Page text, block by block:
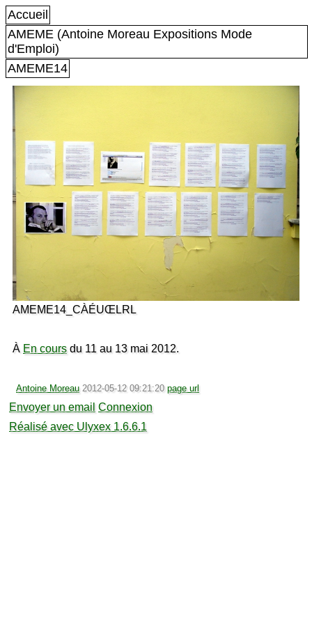
Accueil
AMEME (Antoine Moreau Expositions Mode
d'Emploi)
AMEME14
AMEME14_CÀÉUŒLRL
À En coursdu 11 au 13 mai 2012.
Antoine Moreau 2012-05-12 09:21:20 page url
Envoyer un email Connexion
Réalisé avec Ulyxex 1.6.6.1